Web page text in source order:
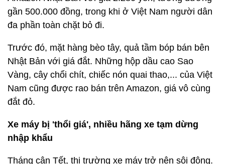
gần 500.000 đồng, trong khi ở Việt Nam người dân
đa phần toàn chặt bỏ đi.
Trước đó, mặt hàng bèo tây, quả tầm bóp bán bên
Nhật Bản với giá đắt. Những hộp dầu cao Sao
Vàng, cây chổi chít, chiếc nón quai thao,... của Việt
Nam cũng được rao bán trên Amazon, giá vô cùng
đắt đỏ.
Xe máy bị 'thổi giá', nhiều hãng xe tạm dừng
nhập khẩu
Tháng cận Tết, thị trường xe máy trở nên sôi động.